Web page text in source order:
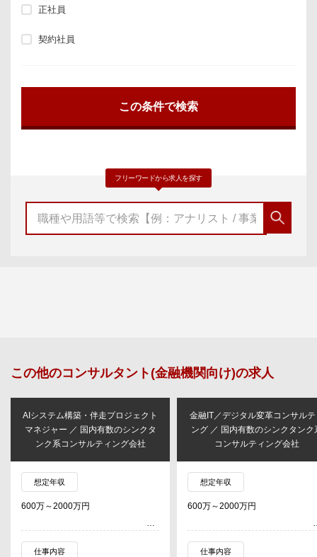
正社員
契約社員
フリーワードから求人を探す
この他のコンサルタント(金融機関向け)の求人
AIシステム構築・伴走プロジェクト
マネジャー ／ 国内有数のシンクタ
ンク系コンサルティング会社
想定年収
600万～2000万円
仕事内容
金融IT／デジタル変革コンサルテ
ング ／ 国内有数のシンクタンク
コンサルティング会社
想定年収
600万～2000万円
仕事内容